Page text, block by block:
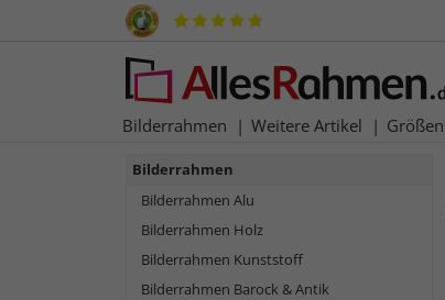
Bilderrahmen Weitere Artikel Größen
Bilderrahmen
Bilderrahmen Alu
Bilderrahmen Holz
Bilderrahmen Kunststoff
Bilderrahmen Barock & Antik